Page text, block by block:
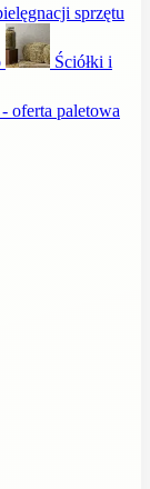
sprzętu
Ściółki i
oferta paletowa